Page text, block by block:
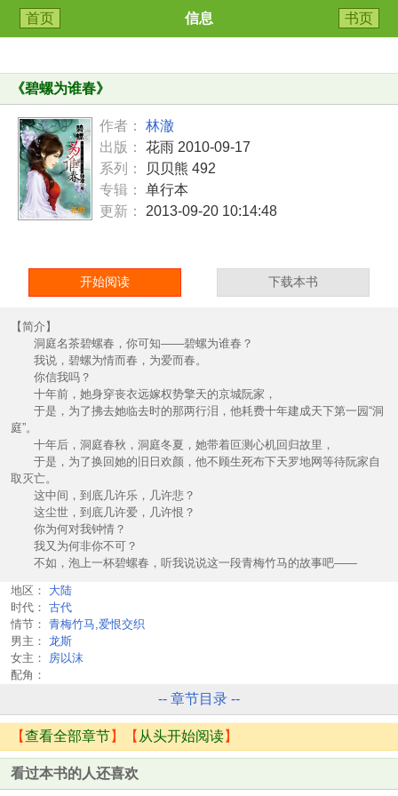
首页 信息 书页
《碧螺为谁春》
作者：
林澈
出版：
花雨 2010-09-17
系列：
贝贝熊 492
专辑：
单行本
更新：
2013-09-20 10:14:48
开始阅读 下载本书
【简介】
洞庭名茶碧螺春，你可知——碧螺为谁春？
我说，碧螺为情而春，为爱而春。
你信我吗？
十年前，她身穿丧衣远嫁权势擎天的京城阮家，
于是，为了拂去她临去时的那两行泪，他耗费十年建成天下第一园“洞
庭”。
十年后，洞庭春秋，洞庭冬夏，她带着叵测心机回归故里，
于是，为了换回她的旧日欢颜，他不顾生死布下天罗地网等待阮家自
取灭亡。
这中间，到底几许乐，几许悲？
这尘世，到底几许爱，几许恨？
你为何对我钟情？
我又为何非你不可？
不如，泡上一杯碧螺春，听我说说这一段青梅竹马的故事吧——
地区：
大陆
时代： 古代
情节： 青梅竹马,爱恨交织
男主： 龙斯
女主：
房以沫
配角：
-- 章节目录 --
【查看全部章节】【 从头开始阅读】
看过本书的人还喜欢